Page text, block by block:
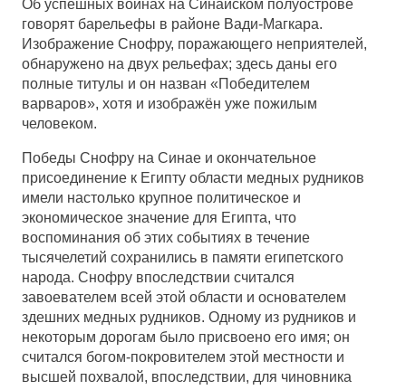
Об успешных войнах на Синайском полуострове
говорят барельефы в районе Вади-Магкара.
Изображение Снофру, поражающего неприятелей,
обнаружено на двух рельефах; здесь даны его
полные титулы и он назван «Победителем
варваров», хотя и изображён уже пожилым
человеком.
Победы Снофру на Синае и окончательное
присоединение к Египту области медных рудников
имели настолько крупное политическое и
экономическое значение для Египта, что
воспоминания об этих событиях в течение
тысячелетий сохранились в памяти египетского
народа. Снофру впоследствии считался
завоевателем всей этой области и основателем
здешних медных рудников. Одному из рудников и
некоторым дорогам было присвоено его имя; он
считался богом-покровителем этой местности и
высшей похвалой, впоследствии, для чиновника